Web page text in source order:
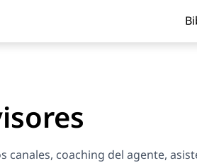
coaching del agente,